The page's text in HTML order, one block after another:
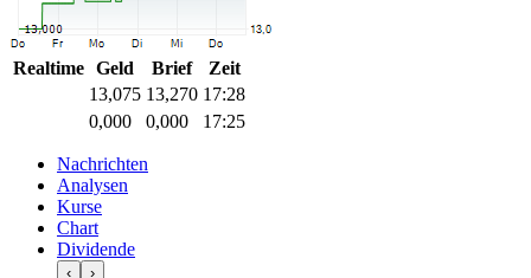
Realtime Geld Brief
Zeit
13,075 13,270 17:28
0,000
0,000 17:25
Nachrichten
Analysen
Kurse
Chart
Dividende
‹ ›